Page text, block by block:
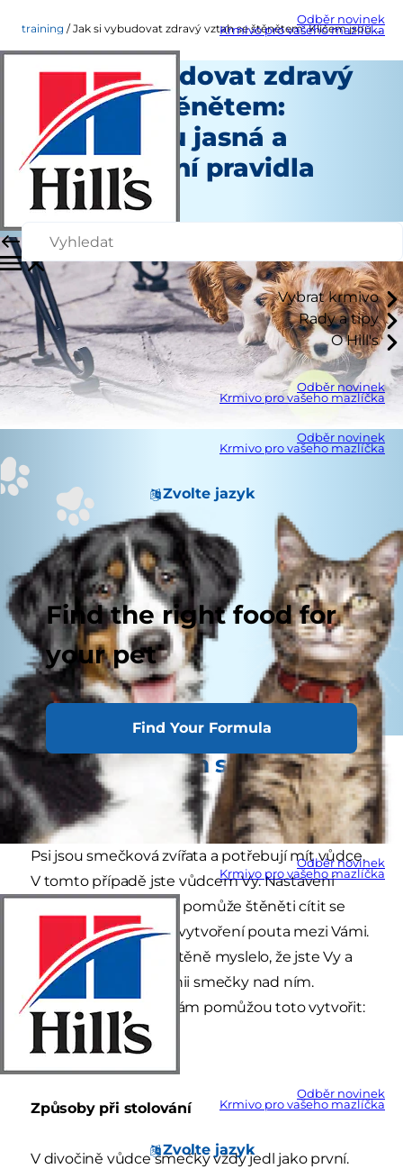
Odběr novinek
Krmivo pro vašeho mazlíčka
Vybrat krmivo
Rady a tipy
O Hill's
Odběr novinek
Krmivo pro vašeho mazlíčka
Odběr novinek
Krmivo pro vašeho mazlíčka
Zvolte jazyk
Find the right food for
your pet
Find Your Formula
Odběr novinek
Krmivo pro vašeho mazlíčka
Odběr novinek
Krmivo pro vašeho mazlíčka
Zvolte jazyk
training Jak si vybudovat zdravý vztah se štěnětem: Klíčem jsou jasná a konzistentní pravidla
Jak si vybudovat zdravý
vztah se štěnětem:
Klíčem jsou jasná a
konzistentní pravidla
Výcvik
Autoři
Kdo je vůdcem smečky
Vůdce smečky?
Psi jsou smečková zvířata a potřebují mít vůdce.
V tomto případě jste vůdcem Vy. Nastavení
určitých pravidel brzy pomůže štěněti cítit se
bezpečně a pomůže vytvoření pouta mezi Vámi.
Je nutné, aby si Vše štěně myslelo, že jste Vy a
Vaše rodina v hierarchii smečky nad ním.
Následující pravidla Vám pomůžou toto vytvořit:
Způsoby při stolování
V divočině vůdce smečky vždy jedl jako první.